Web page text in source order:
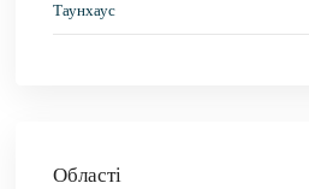
Таунхаус
Області